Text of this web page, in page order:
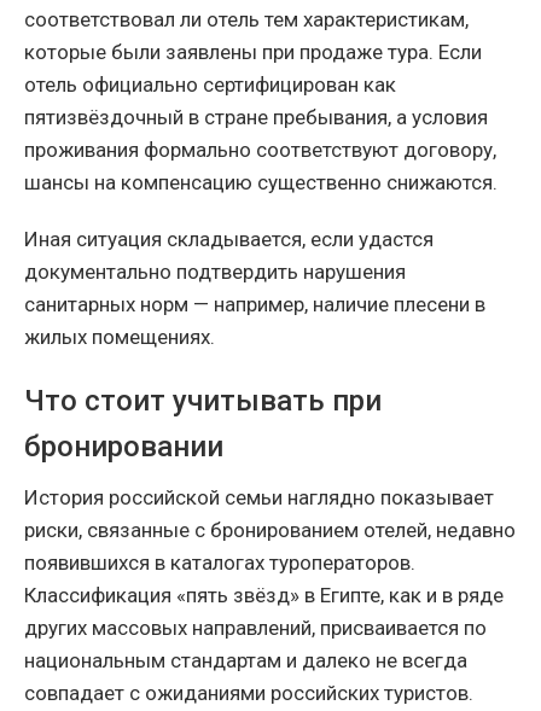
соответствовал ли отель тем характеристикам,
которые были заявлены при продаже тура. Если
отель официально сертифицирован как
пятизвёздочный в стране пребывания, а условия
проживания формально соответствуют договору,
шансы на компенсацию существенно снижаются.
Иная ситуация складывается, если удастся
документально подтвердить нарушения
санитарных норм — например, наличие плесени в
жилых помещениях.
Что стоит учитывать при
бронировании
История российской семьи наглядно показывает
риски, связанные с бронированием отелей, недавно
появившихся в каталогах туроператоров.
Классификация «пять звёзд» в Египте, как и в ряде
других массовых направлений, присваивается по
национальным стандартам и далеко не всегда
совпадает с ожиданиями российских туристов.